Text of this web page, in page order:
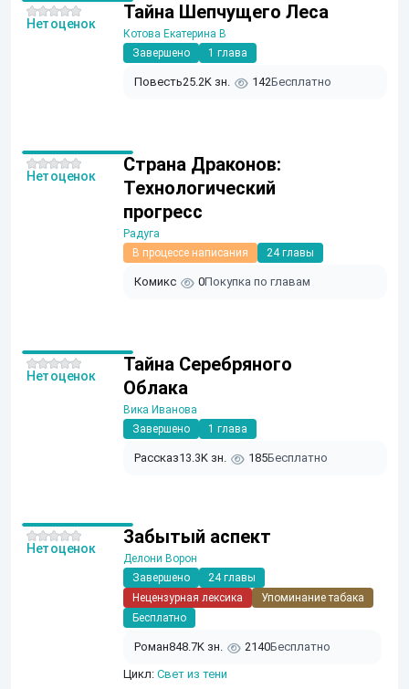
Тайна Шепчущего Леса
Котова Екатерина В
Завершено
1 глава
Повесть25.2K зн. 142Бесплатно
Нет оценок
Страна Драконов:
Технологический
прогресс
Радуга
В процессе написания
24 главы
Комикс 0Покупка по главам
Нет оценок
Тайна Серебряного
Облака
Вика Иванова
Завершено
1 глава
Рассказ13.3K зн. 185Бесплатно
Нет оценок
Забытый аспект
Делони Ворон
Завершено
24 главы
Нецензурная лексика
Упоминание табака
Бесплатно
Роман848.7K зн. 2140Бесплатно
Цикл: Свет из тени
Нет оценок